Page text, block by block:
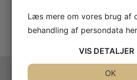
HB Bonade ligature
Læs mere om vores brug af
behandling af persondata her
VIS DETALJER
OK